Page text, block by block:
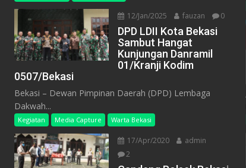
12/Jan/2025 fauzan 0
DPD LDII Kota Bekasi
Sambut Hangat
Kunjungan Danramil
01/Kranji Kodim
0507/Bekasi
Bekasi – Dewan Pimpinan Daerah (DPD) Lembaga
Dakwah...
Kegiatan Media Capture Warta Bekasi
17/Apr/2020
admin
2